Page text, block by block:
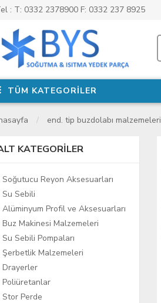
: T: 0332 2378900 F: 0332 237 8925
TÜM KATEGORİLER
end. tip buzdolabı malzemeleri
KATEGORILER
Soğutucu Reyon Aksesuarları
Su Sebili
Alüminyum Profil ve Aksesuarları
Buz Makinesi Malzemeleri
Su Sebili Pompaları
Şerbetlik Malzemeleri
Drayerler
Poliüretanlar
Stor Perde